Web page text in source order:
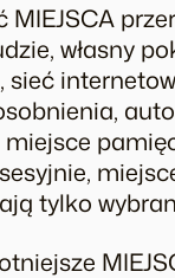
własny
tylko